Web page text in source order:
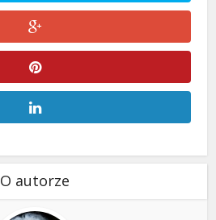
O autorze